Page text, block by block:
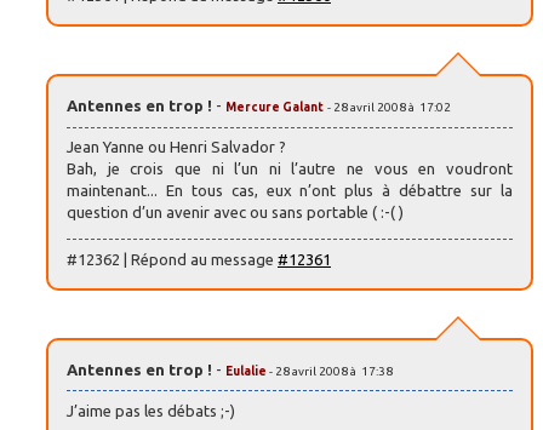
Antennes en trop ! - Mercure Galant - 28 avril 2008 à 17:02
Jean Yanne ou Henri Salvador ?
Bah, je crois que ni l’un ni l’autre ne vous en voudront
maintenant... En tous cas, eux n’ont plus à débattre sur la
question d’un avenir avec ou sans portable ( :-( )
#12362 | Répond au message #12361
Antennes en trop ! - Eulalie - 28 avril 2008 à 17:38
J’aime pas les débats ;-)